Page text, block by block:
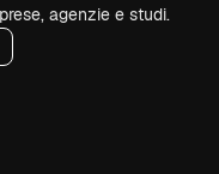
agenzie e studi.